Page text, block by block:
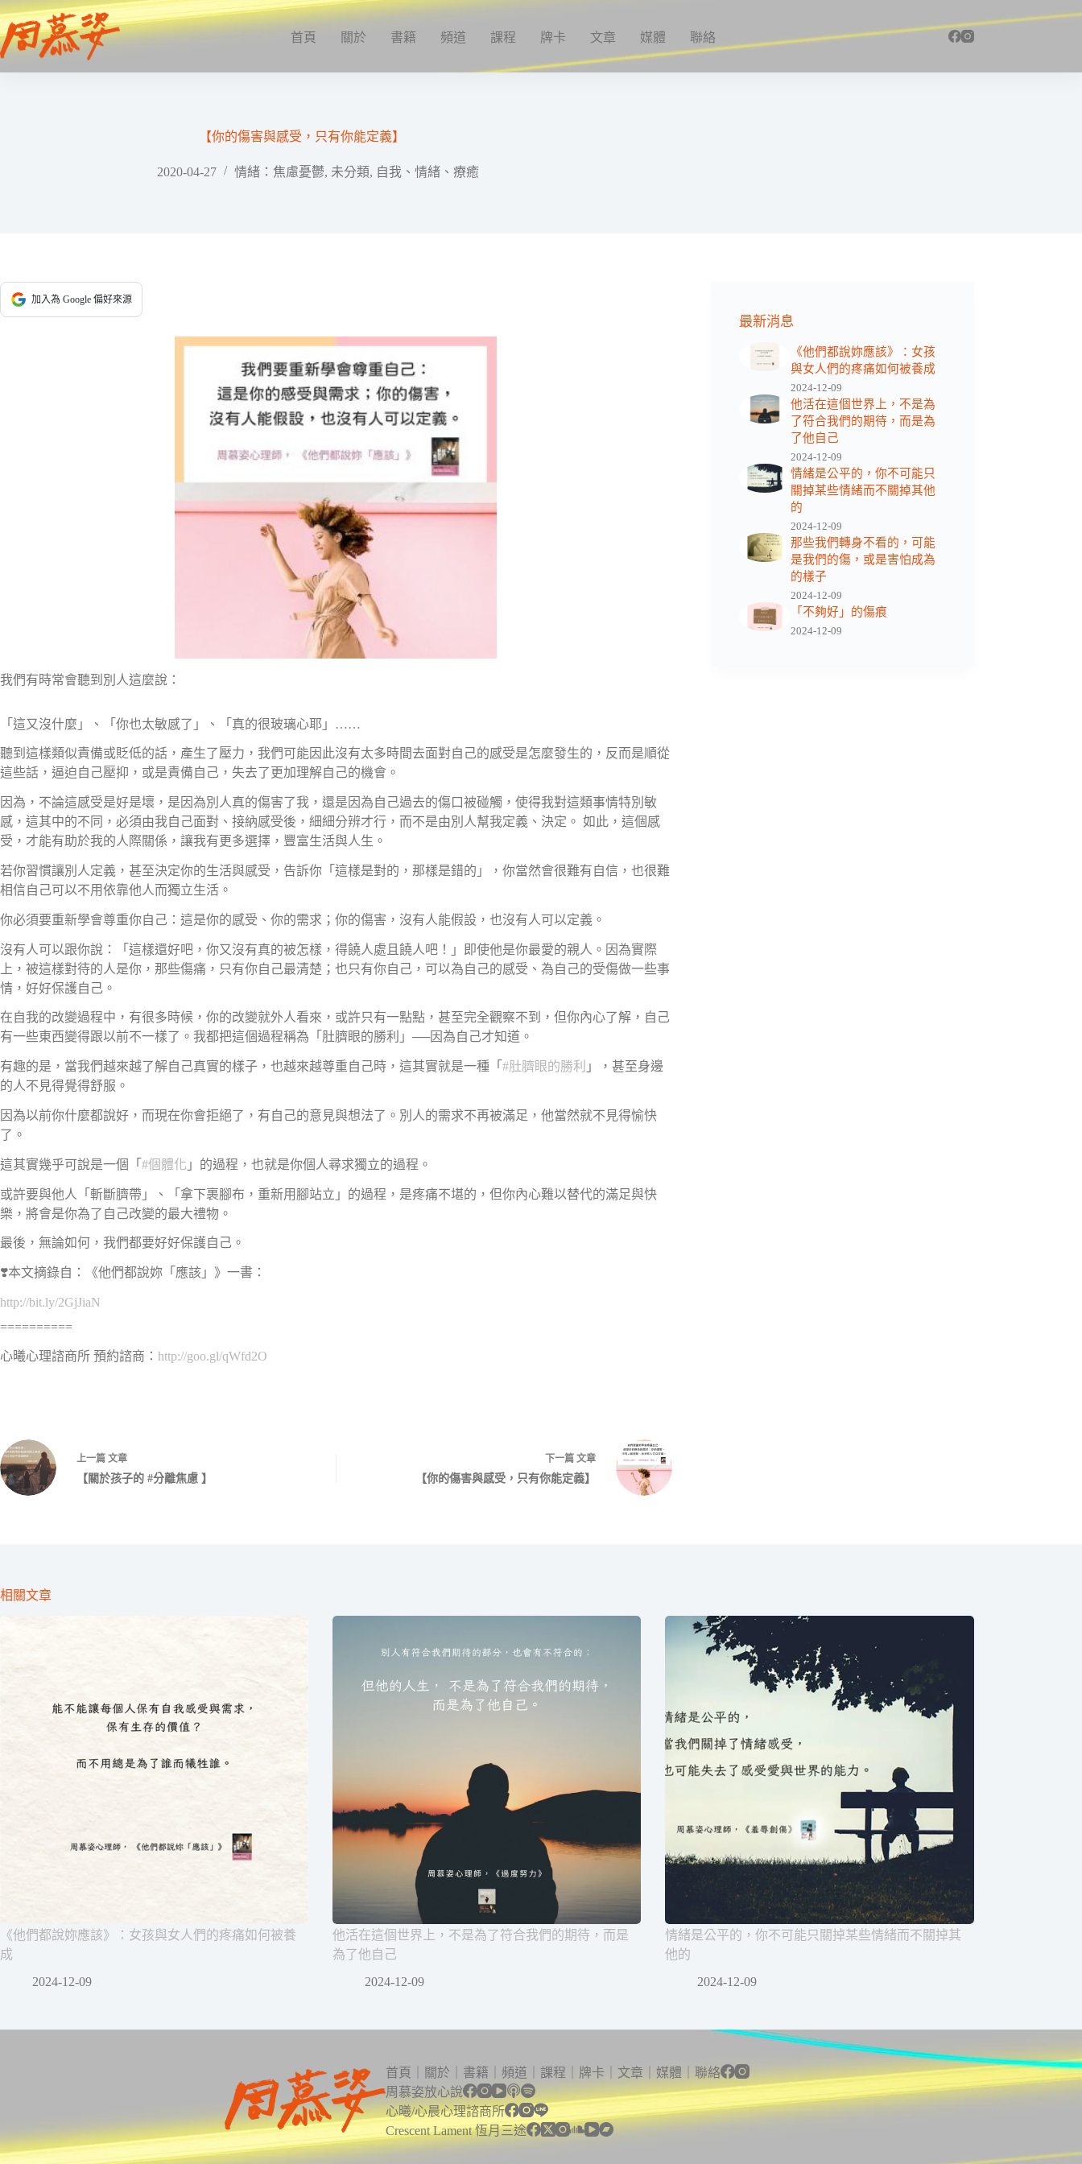
跳
至
主
首頁 關於 書籍 頻道 課程 牌卡 文章 媒體 聯絡
【你的傷害與感受，只有你能定義】
2020-04-27 情緒：焦慮憂鬱, 未分類, 自我、情緒、療癒
加入為 Google 偏好來源
我們有時常會聽到別人這麼說：
「這又沒什麼」、「你也太敏感了」、「真的很玻璃心耶」……
聽到這樣類似責備或貶低的話，產生了壓力，我們可能因此沒有太多時間去面對自己的感受是怎麼發生的，反而是順從
這些話，逼迫自己壓抑，或是責備自己，失去了更加理解自己的機會。
因為，不論這感受是好是壞，是因為別人真的傷害了我，還是因為自己過去的傷口被碰觸，使得我對這類事情特別敏
感，這其中的不同，必須由我自己面對、接納感受後，細細分辨才行，而不是由別人幫我定義、決定。 如此，這個感
受，才能有助於我的人際關係，讓我有更多選擇，豐富生活與人生。
若你習慣讓別人定義，甚至決定你的生活與感受，告訴你「這樣是對的，那樣是錯的」，你當然會很難有自信，也很難
相信自己可以不用依靠他人而獨立生活。
你必須要重新學會尊重你自己：這是你的感受、你的需求；你的傷害，沒有人能假設，也沒有人可以定義。
沒有人可以跟你說：「這樣還好吧，你又沒有真的被怎樣，得饒人處且饒人吧！」即使他是你最愛的親人。因為實際
上，被這樣對待的人是你，那些傷痛，只有你自己最清楚；也只有你自己，可以為自己的感受、為自己的受傷做一些事
情，好好保護自己。
在自我的改變過程中，有很多時候，你的改變就外人看來，或許只有一點點，甚至完全觀察不到，但你內心了解，自己
有一些東西變得跟以前不一樣了。我都把這個過程稱為「肚臍眼的勝利」──因為自己才知道。
有趣的是，當我們越來越了解自己真實的樣子，也越來越尊重自己時，這其實就是一種「 #肚臍眼的勝利 」，甚至身邊
的人不見得覺得舒服。
因為以前你什麼都說好，而現在你會拒絕了，有自己的意見與想法了。別人的需求不再被滿足，他當然就不見得愉快
了。
這其實幾乎可說是一個「 #個體化 」的過程，也就是你個人尋求獨立的過程。
或許要與他人「斬斷臍帶」、「拿下裹腳布，重新用腳站立」的過程，是疼痛不堪的，但你內心難以替代的滿足與快
樂，將會是你為了自己改變的最大禮物。
最後，無論如何，我們都要好好保護自己。
❣️本文摘錄自：《他們都說妳「應該」》一書：
http://bit.ly/2GjJiaN
==========
心曦心理諮商所 預約諮商： http://goo.gl/qWfd2O
上一篇 文章
【關於孩子的 #分離焦慮 】
下一篇 文章
【你的傷害與感受，只有你能定義】
最新消息
《他們都說妳應該》：女孩
與女人們的疼痛如何被養成
2024-12-09
他活在這個世界上，不是為
了符合我們的期待，而是為
了他自己
2024-12-09
情緒是公平的，你不可能只
關掉某些情緒而不關掉其他
的
2024-12-09
那些我們轉身不看的，可能
是我們的傷，或是害怕成為
的樣子
2024-12-09
「不夠好」的傷痕
2024-12-09
相關文章
《他們都說妳應該》：女孩與女人們的疼痛如何被養
成
2024-12-09
他活在這個世界上，不是為了符合我們的期待，而是
為了他自己
2024-12-09
情緒是公平的，你不可能只關掉某些情緒而不關掉其
他的
2024-12-09
首頁 關於 書籍 頻道 課程 牌卡 文章 媒體
聯絡
周慕姿放心說
心曦/心晨心理諮商所
Crescent Lament 恆月三途